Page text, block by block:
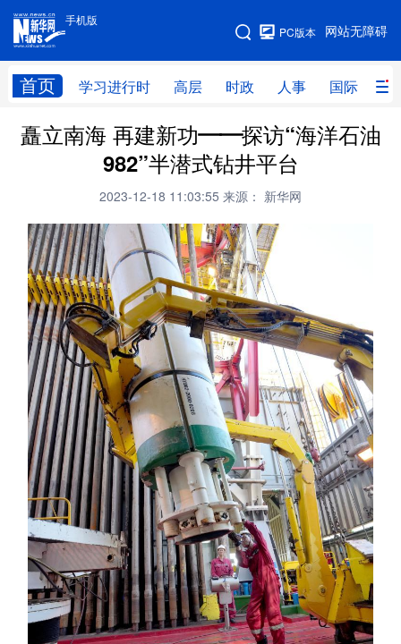
手机版
网站无障碍
PC版本
首页 学习进行时 高层 时政 人事 国际 财
手机版
网站地图
学习进行时 高层 时政 人事
财经 网评
科技 科创 量子
文化 书画 健康
访谈 视频 图片 政务
法律 中央文件 金融 汽车
食品 人居 信息化 数字经济
学术中国 乡村振兴 银龄 溯源中国
城市 旅游 能源 会展
彩票 娱乐 时尚 悦读
公益 一带一路 亚太网 上市公司
文化产业
矗立南海 再建新功——探访“海洋石油
982”半潜式钻井平台
2023-12-18 11:03:55 来源： 新华网